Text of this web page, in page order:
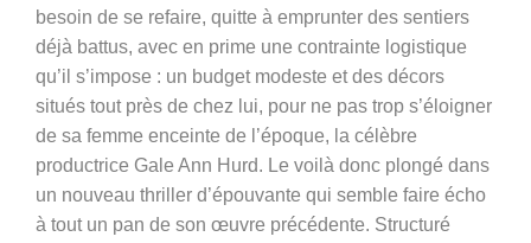
besoin de se refaire, quitte à emprunter des sentiers
déjà battus, avec en prime une contrainte logistique
qu’il s’impose : un budget modeste et des décors
situés tout près de chez lui, pour ne pas trop s’éloigner
de sa femme enceinte de l’époque, la célèbre
productrice Gale Ann Hurd. Le voilà donc plongé dans
un nouveau thriller d’épouvante qui semble faire écho
à tout un pan de son œuvre précédente. Structuré